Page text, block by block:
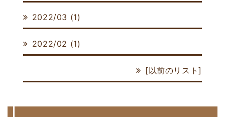
2022/03 (1)
2022/02 (1)
[以前のリスト]